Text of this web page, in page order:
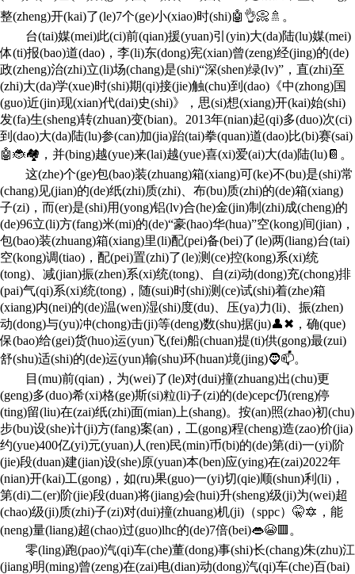
整(zheng)开(kai)了(le)7个(ge)小(xiao)时(shi)🤖👌📀🚿。
台(tai)媒(mei)此(ci)前(qian)援(yuan)引(yin)大(da)陆(lu)媒(mei)
体(ti)报(bao)道(dao)，李(li)东(dong)宪(xian)曾(zeng)经(jing)的(de)
政(zheng)治(zhi)立(li)场(chang)是(shi)“深(shen)绿(lv)”，直(zhi)至
(zhi)大(da)学(xue)时(shi)期(qi)接(jie)触(chu)到(dao)《中(zhong)国
(guo)近(jin)现(xian)代(dai)史(shi)》，思(si)想(xiang)开(kai)始(shi)
发(fa)生(sheng)转(zhuan)变(bian)。2013年(nian)起(qi)多(duo)次(ci)
到(dao)大(da)陆(lu)参(can)加(jia)跆(tai)拳(quan)道(dao)比(bi)赛(sai)
🤖🐞🏘，并(bing)越(yue)来(lai)越(yue)喜(xi)爱(ai)大(da)陆(lu)📔。
这(zhe)个(ge)包(bao)装(zhuang)箱(xiang)可(ke)不(bu)是(shi)常
(chang)见(jian)的(de)纸(zhi)质(zhi)、布(bu)质(zhi)的(de)箱(xiang)
子(zi)，而(er)是(shi)用(yong)铝(lv)合(he)金(jin)制(zhi)成(cheng)的
(de)96立(li)方(fang)米(mi)的(de)“豪(hao)华(hua)”空(kong)间(jian)，
包(bao)装(zhuang)箱(xiang)里(li)配(pei)备(bei)了(le)两(liang)台(tai)
空(kong)调(tiao)，配(pei)置(zhi)了(le)测(ce)控(kong)系(xi)统
(tong)、减(jian)振(zhen)系(xi)统(tong)、自(zi)动(dong)充(chong)排
(pai)气(qi)系(xi)统(tong)，随(sui)时(shi)测(ce)试(shi)着(zhe)箱
(xiang)内(nei)的(de)温(wen)湿(shi)度(du)、压(ya)力(li)、振(zhen)
动(dong)与(yu)冲(chong)击(ji)等(deng)数(shu)据(ju)👤✖，确(que)
保(bao)给(gei)货(huo)运(yun)飞(fei)船(chuan)提(ti)供(gong)最(zui)
舒(shu)适(shi)的(de)运(yun)输(shu)环(huan)境(jing)🧔📫。
目(mu)前(qian)，为(wei)了(le)对(dui)撞(zhuang)出(chu)更
(geng)多(duo)希(xi)格(ge)斯(si)粒(li)子(zi)的(de)cepc仍(reng)停
(ting)留(liu)在(zai)纸(zhi)面(mian)上(shang)。按(an)照(zhao)初(chu)
步(bu)设(she)计(ji)方(fang)案(an)，工(gong)程(cheng)造(zao)价(jia)
约(yue)400亿(yi)元(yuan)人(ren)民(min)币(bi)的(de)第(di)一(yi)阶
(jie)段(duan)建(jian)设(she)原(yuan)本(ben)应(ying)在(zai)2022年
(nian)开(kai)工(gong)，如(ru)果(guo)一(yi)切(qie)顺(shun)利(li)，
第(di)二(er)阶(jie)段(duan)将(jiang)会(hui)升(sheng)级(ji)为(wei)超
(chao)级(ji)质(zhi)子(zi)对(dui)撞(zhuang)机(ji)（sppc）🤫🔯，能
(neng)量(liang)超(chao)过(guo)lhc的(de)7倍(bei)👄😭🟥。
零(ling)跑(pao)汽(qi)车(che)董(dong)事(shi)长(chang)朱(zhu)江
(jiang)明(ming)曾(zeng)在(zai)电(dian)动(dong)汽(qi)车(che)百(bai)